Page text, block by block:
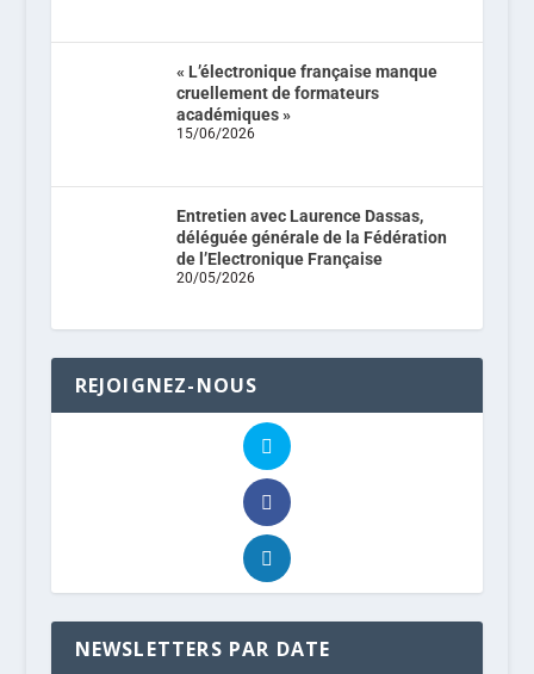
« L’électronique française manque
cruellement de formateurs
académiques »
15/06/2026
Entretien avec Laurence Dassas,
déléguée générale de la Fédération
de l’Electronique Française
20/05/2026
REJOIGNEZ-NOUS
NEWSLETTERS PAR DATE